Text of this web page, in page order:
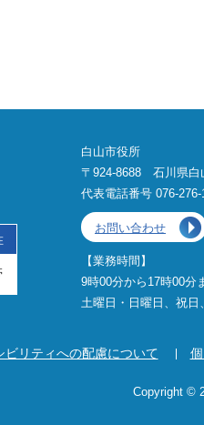
白山市役所
〒924-8688 石川県白
代表電話番号 076-
お問い合わせ
【業務時間】
9時00分から17時00分
土曜日・日曜日、祝日
ビリティへの配慮について
Copyright ©